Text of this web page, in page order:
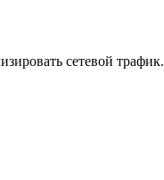
сетевой трафик.